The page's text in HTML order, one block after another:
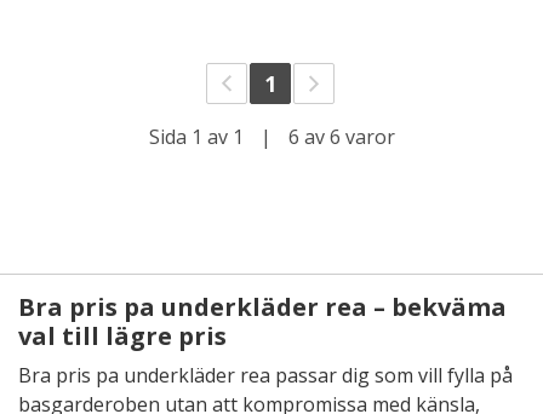
1
Sida 1 av 1 | 6 av 6 varor
Bra pris pa underkläder rea – bekväma
val till lägre pris
Bra pris pa underkläder rea passar dig som vill fylla på
basgarderoben utan att kompromissa med känsla,